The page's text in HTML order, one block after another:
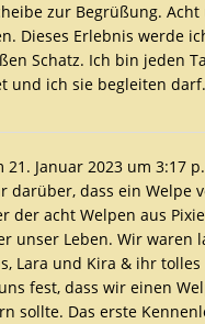
zur Begrüßung.
Dieses Erlebnis werde
Schatz. Ich bin jeden
und ich sie begleiten
21. Januar 2023 um 3:17
dass ein Welpe
acht Welpen aus
unser Leben. Wir waren
Lara und Kira & ihr tolles
fest, dass wir einen
sollte. Das erste